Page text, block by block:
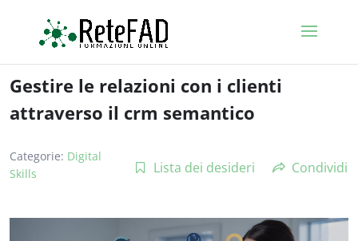
Gestire le relazioni con i clienti
attraverso il crm semantico
Categorie: Digital
Skills
Lista dei desideri Condividi